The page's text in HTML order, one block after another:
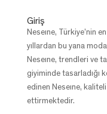
Giriş
Neseıne, Türkiye’nin
yıllardan bu yana
Neseıne, trendleri ve
giyiminde tasarladığı
edinen Neseıne,
ettirmektedir.